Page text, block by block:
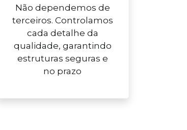
Não dependemos de
terceiros. Controlamos
cada detalhe da
qualidade, garantindo
estruturas seguras e
no prazo